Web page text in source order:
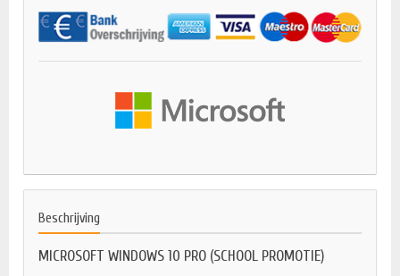
Beschrijving
MICROSOFT WINDOWS 10 PRO (SCHOOL PROMOTIE)